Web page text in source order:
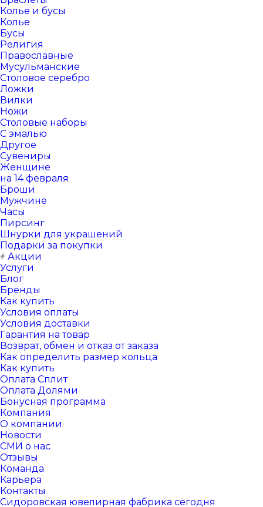
Колье и бусы
Колье
Бусы
Религия
Православные
Мусульманские
Столовое серебро
Ложки
Вилки
Ножи
Столовые наборы
С эмалью
Другое
Сувениры
Женщине
на 14 февраля
Броши
Мужчине
Часы
Пирсинг
Шнурки для украшений
Подарки за покупки
Акции
Услуги
Блог
Бренды
Как купить
Условия оплаты
Условия доставки
Гарантия на товар
Возврат, обмен и отказ от заказа
Как определить размер кольца
Как купить
Оплата Сплит
Оплата Долями
Бонусная программа
Компания
О компании
Новости
СМИ о нас
Отзывы
Команда
Карьера
Контакты
Сидоровская ювелирная фабрика сегодня